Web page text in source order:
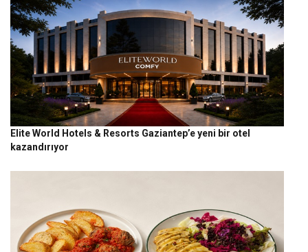
Elite World Hotels & Resorts Gaziantep’e yeni bir otel
kazandırıyor